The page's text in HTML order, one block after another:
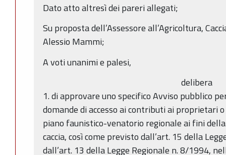
Dato atto altresì dei pareri allegati;
Su proposta dell’Assessore all’Agricoltura,
Alessio Mammi;
A voti unanimi e palesi,
delibera
1. di approvare uno specifico Avviso pubblico
domande di accesso ai contributi ai proprietari
piano faunistico-venatorio regionale ai fini
caccia, così come previsto dall’art. 15 della
dall’art. 13 della Legge Regionale n. 8/1994,